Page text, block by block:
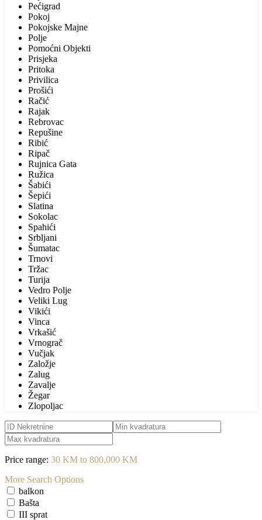
Pećigrad
Pokoj
Pokojske Majne
Polje
Pomoćni Objekti
Prisjeka
Pritoka
Privilica
Prošići
Račić
Rajak
Rebrovac
Repušine
Ribić
Ripač
Rujnica Gata
Ružica
Šabići
Šepići
Slatina
Sokolac
Spahići
Srbljani
Šumatac
Trnovi
Tržac
Turija
Vedro Polje
Veliki Lug
Vikići
Vinca
Vrkašić
Vrnograč
Vučjak
Založje
Zalug
Zavalje
Žegar
Zlopoljac
Price range: 30 KM to 800,000 KM
More Search Options
balkon
Bašta
III sprat